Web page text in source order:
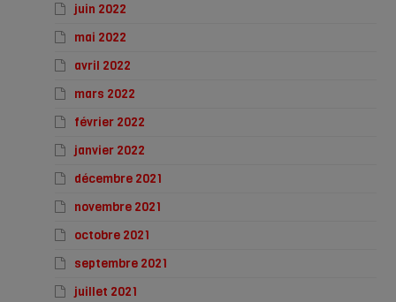
juin 2022
mai 2022
avril 2022
mars 2022
février 2022
janvier 2022
décembre 2021
novembre 2021
octobre 2021
septembre 2021
juillet 2021